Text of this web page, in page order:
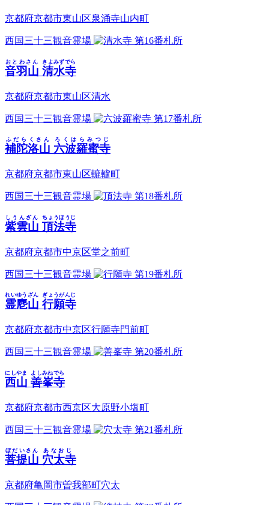
京都府京都市東山区泉涌寺山内町
西国三十三観音霊場 第16番札所
音羽山
おとわさん
清水寺
きよみずでら
京都府京都市東山区清水
西国三十三観音霊場 第17番札所
補陀洛山
ふだらくさん
六波羅蜜寺
ろくはらみつじ
京都府京都市東山区轆轤町
西国三十三観音霊場 第18番札所
紫雲山
しうんざん
頂法寺
ちょうほうじ
京都府京都市中京区堂之前町
西国三十三観音霊場 第19番札所
霊麀山
れいゆうざん
行願寺
ぎょうがんじ
京都府京都市中京区行願寺門前町
西国三十三観音霊場 第20番札所
西山
にしやま
善峯寺
よしみねでら
京都府京都市西京区大原野小塩町
西国三十三観音霊場 第21番札所
菩提山
ぼだいさん
穴太寺
あなおじ
京都府亀岡市曽我部町穴太